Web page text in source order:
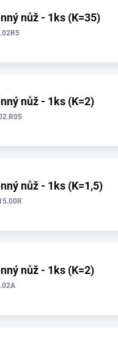
nůž - 1ks (K=35)
nůž - 1ks (K=2)
nůž - 1ks (K=1,5)
nůž - 1ks (K=2)